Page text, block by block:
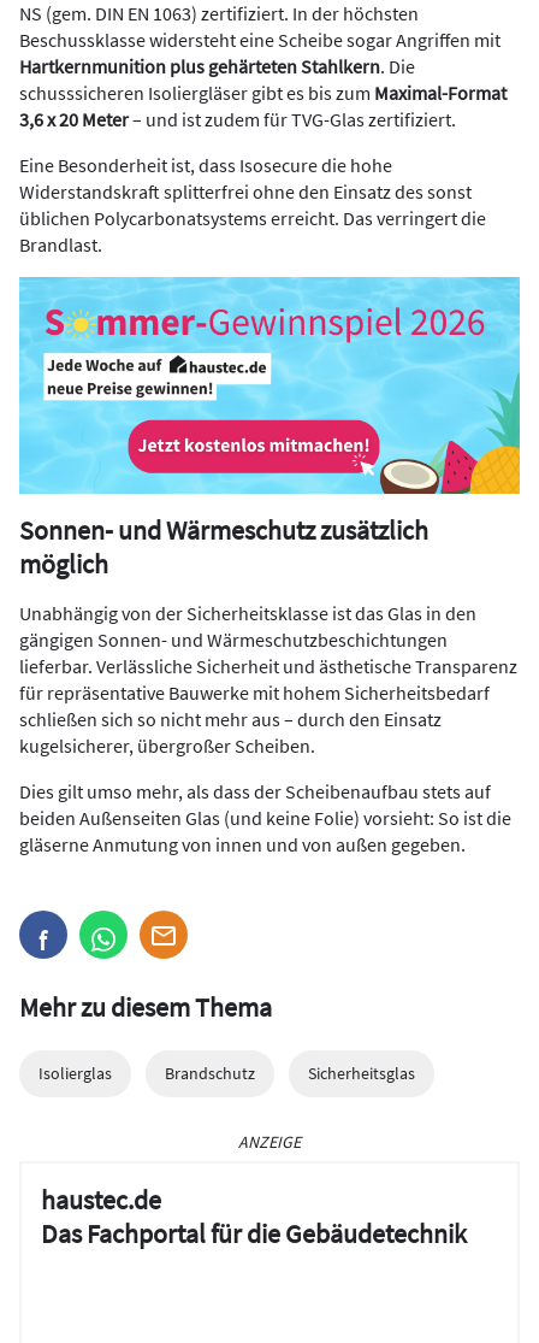
NS (gem. DIN EN 1063) zertifiziert. In der höchsten
Beschussklasse widersteht eine Scheibe sogar Angriffen mit
Hartkernmunition plus gehärteten Stahlkern. Die
schusssicheren Isoliergläser gibt es bis zum Maximal-Format
3,6 x 20 Meter– und ist zudem für TVG-Glas zertifiziert.
Eine Besonderheit ist, dass Isosecure die hohe
Widerstandskraft splitterfrei ohne den Einsatz des sonst
üblichen Polycarbonatsystems erreicht. Das verringert die
Brandlast.
Sonnen- und Wärmeschutz zusätzlich
möglich
Unabhängig von der Sicherheitsklasse ist das Glas in den
gängigen Sonnen- und Wärmeschutzbeschichtungen
lieferbar. Verlässliche Sicherheit und ästhetische Transparenz
für repräsentative Bauwerke mit hohem Sicherheitsbedarf
schließen sich so nicht mehr aus – durch den Einsatz
kugelsicherer, übergroßer Scheiben.
Dies gilt umso mehr, als dass der Scheibenaufbau stets auf
beiden Außenseiten Glas (und keine Folie) vorsieht: So ist die
gläserne Anmutung von innen und von außen gegeben.
Mehr zu diesem Thema
Isolierglas Brandschutz Sicherheitsglas
ANZEIGE
haustec.de
Das Fachportal für die Gebäudetechnik